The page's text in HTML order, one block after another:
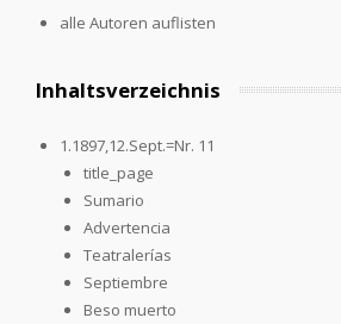
alle Autoren auflisten
Inhaltsverzeichnis
1.1897,12.Sept.=Nr. 11
title_page
Sumario
Advertencia
Teatralerías
Septiembre
Beso muerto